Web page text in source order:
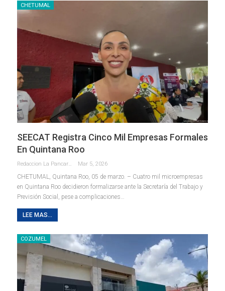
CHETUMAL
SEECAT Registra Cinco Mil Empresas Formales
En Quintana Roo
Redaccion La Pancarta De Quintana Roo Mar 5, 2026
CHETUMAL, Quintana Roo, 05 de marzo. – Cuatro mil microempresas
en Quintana Roo decidieron formalizarse ante la Secretaría del Trabajo y
Previsión Social, pese a complicaciones…
LEE MAS...
COZUMEL